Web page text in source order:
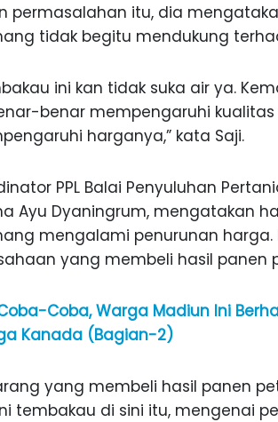
permasalahan itu, dia
tidak begitu mendukung
ini kan tidak suka air ya.
benar mempengaruhi
harganya,” kata Saji.
PPL Balai Penyuluhan
Ayu Dyaningrum, mengatakan
mengalami penurunan
yang membeli hasil panen
Coba, Warga Madiun Ini
Kanada (Bagian-2)
yang membeli hasil panen
tembakau di sini itu, mengenai
MANIS, LEGIT, DAN PAHIT, NIKMATNYA